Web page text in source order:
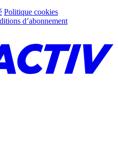
Politique cookies
d’abonnement